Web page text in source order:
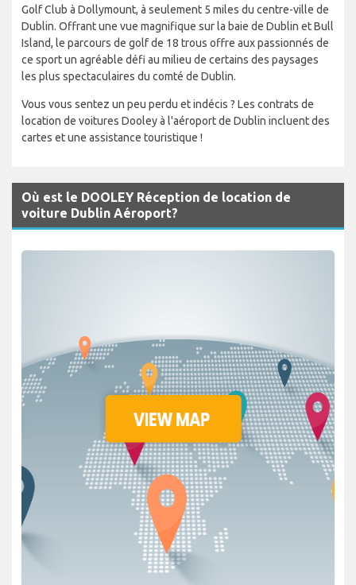
Golf Club à Dollymount, à seulement 5 miles du centre-ville de
Dublin. Offrant une vue magnifique sur la baie de Dublin et Bull
Island, le parcours de golf de 18 trous offre aux passionnés de
ce sport un agréable défi au milieu de certains des paysages
les plus spectaculaires du comté de Dublin.
Vous vous sentez un peu perdu et indécis ? Les contrats de
location de voitures Dooley à l'aéroport de Dublin incluent des
cartes et une assistance touristique !
Où est le DOOLEY Réception de location de
voiture Dublin Aéroport?